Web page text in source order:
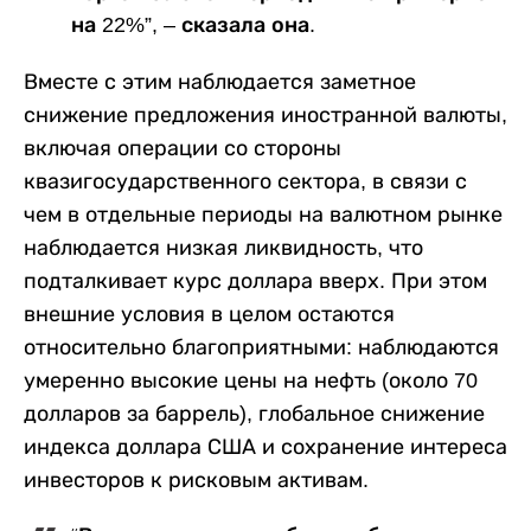
на 22%”, – сказала она.
Вместе с этим наблюдается заметное
снижение предложения иностранной валюты,
включая операции со стороны
квазигосударственного сектора, в связи с
чем в отдельные периоды на валютном рынке
наблюдается низкая ликвидность, что
подталкивает курс доллара вверх. При этом
внешние условия в целом остаются
относительно благоприятными: наблюдаются
умеренно высокие цены на нефть (около 70
долларов за баррель), глобальное снижение
индекса доллара США и сохранение интереса
инвесторов к рисковым активам.